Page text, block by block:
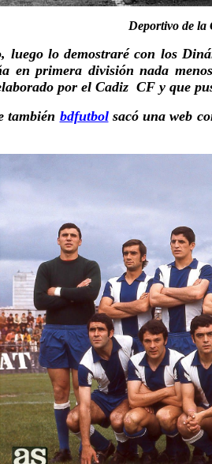
Deportivo de la
luego lo demostraré con los
en primera división nada
por el Cadiz CF y que
también bdfutbolsacó una web